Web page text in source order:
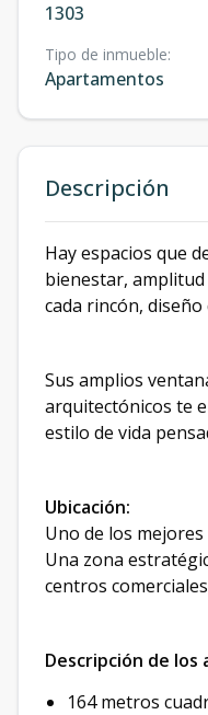
1303
Tipo de inmueble:
Apartamentos
Descripción
Hay espacios que
bienestar,
cada rincón,
Sus amplios
arquitectónicos te
estilo de vida
Ubicación:
Uno de los
Una zona
centros
Descripción de
164 metros